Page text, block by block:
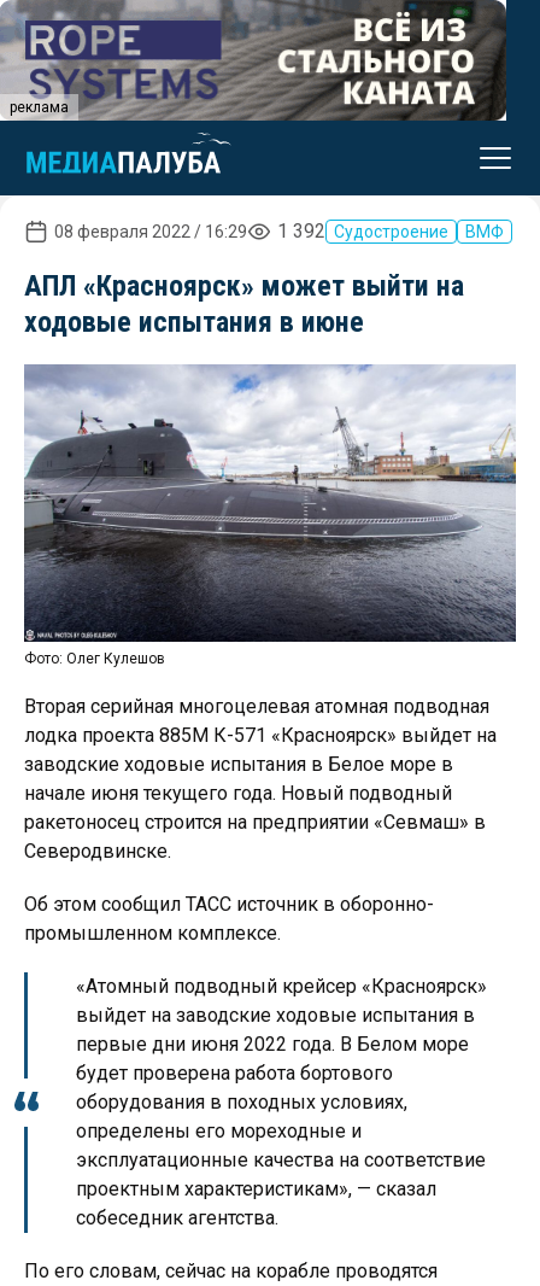
реклама
08 февраля 2022 / 16:29 1 392 Судостроение ВМФ
АПЛ «Красноярск» может выйти на
ходовые испытания в июне
Фото: Олег Кулешов
Вторая серийная многоцелевая атомная подводная
лодка проекта 885М К-571 «Красноярск» выйдет на
заводские ходовые испытания в Белое море в
начале июня текущего года. Новый подводный
ракетоносец строится на предприятии «Севмаш» в
Северодвинске.
Об этом сообщил ТАСС источник в оборонно-
промышленном комплексе.
«Атомный подводный крейсер «Красноярск»
выйдет на заводские ходовые испытания в
первые дни июня 2022 года. В Белом море
будет проверена работа бортового
оборудования в походных условиях,
определены его мореходные и
эксплуатационные качества на соответствие
проектным характеристикам», — сказал
собеседник агентства.
По его словам, сейчас на корабле проводятся